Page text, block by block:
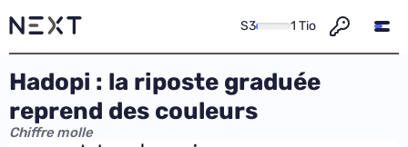
S3 1 Tio
Hadopi : la riposte graduée
reprend des couleurs
Chiffre molle